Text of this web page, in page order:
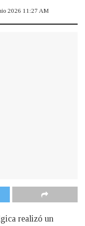
2026 11:27 AM
realizó un